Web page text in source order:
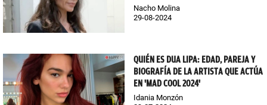
Nacho Molina
29-08-2024
QUIÉN ES DUA LIPA: EDAD, PAREJA Y
BIOGRAFÍA DE LA ARTISTA QUE ACTÚA
EN 'MAD COOL 2024'
Idania Monzón